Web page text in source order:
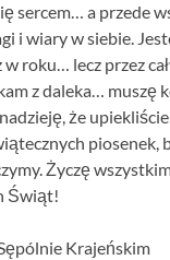
sercem… a przede
i wiary w siebie.
roku… lecz przez
z daleka… muszę
że
piosenek,
Życzę
Świąt!
Krajeńskim